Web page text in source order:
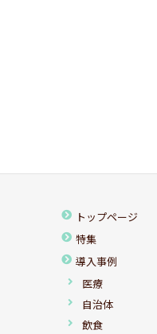
トップページ
特集
導入事例
医療
自治体
飲食